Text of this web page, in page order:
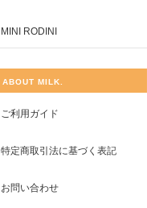
MINI RODINI
ABOUT MILK.
ご利用ガイド
特定商取引法に基づく表記
お問い合わせ